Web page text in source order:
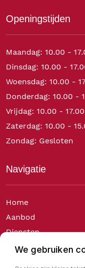
Openingstijden
Maandag: 10.00 -
Dinsdag: 10.00 -
Woensdag: 10.00 -
Donderdag: 10.00 -
Vrijdag: 10.00 - 17.00
Zaterdag: 10.00 -
Zondag: Gesloten
Navigatie
Home
Aanbod
Diensten
Over ons
We gebruiken